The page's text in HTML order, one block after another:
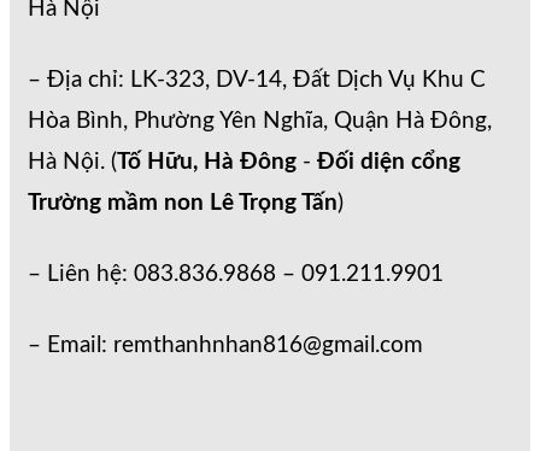
Hà Nội
– Địa chỉ: LK-323, DV-14, Đất Dịch Vụ Khu C
Hòa Bình, Phường Yên Nghĩa, Quận Hà Đông,
Hà Nội. ( Tố Hữu, Hà Đông - Đối diện cổng
Trường mầm non Lê Trọng Tấn)
– Liên hệ: 083.836.9868 – 091.211.9901
– Email: remthanhnhan816@gmail.com